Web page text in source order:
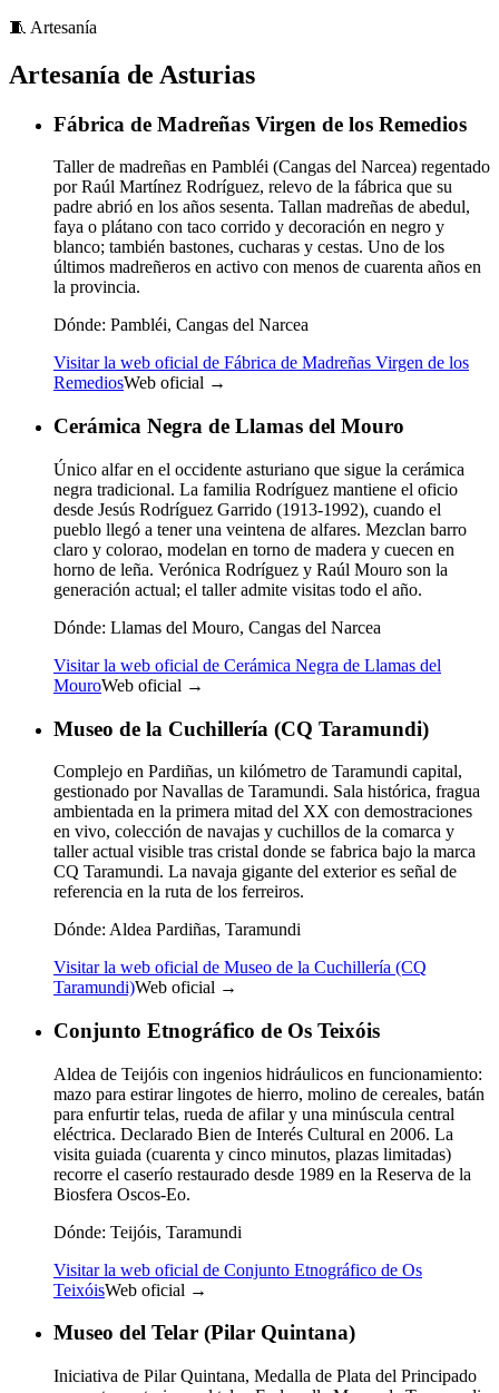
🧵 Artesanía
Artesanía de Asturias
Fábrica de Madreñas Virgen de los Remedios
Taller de madreñas en Pambléi (Cangas del Narcea) regentado
por Raúl Martínez Rodríguez, relevo de la fábrica que su
padre abrió en los años sesenta. Tallan madreñas de abedul,
faya o plátano con taco corrido y decoración en negro y
blanco; también bastones, cucharas y cestas. Uno de los
últimos madreñeros en activo con menos de cuarenta años en
la provincia.
Dónde: Pambléi, Cangas del Narcea
Visitar la web oficial de Fábrica de Madreñas Virgen de los
RemediosWeb oficial →
Cerámica Negra de Llamas del Mouro
Único alfar en el occidente asturiano que sigue la cerámica
negra tradicional. La familia Rodríguez mantiene el oficio
desde Jesús Rodríguez Garrido (1913-1992), cuando el
pueblo llegó a tener una veintena de alfares. Mezclan barro
claro y colorao, modelan en torno de madera y cuecen en
horno de leña. Verónica Rodríguez y Raúl Mouro son la
generación actual; el taller admite visitas todo el año.
Dónde: Llamas del Mouro, Cangas del Narcea
Visitar la web oficial de Cerámica Negra de Llamas del
MouroWeb oficial →
Museo de la Cuchillería (CQ Taramundi)
Complejo en Pardiñas, un kilómetro de Taramundi capital,
gestionado por Navallas de Taramundi. Sala histórica, fragua
ambientada en la primera mitad del XX con demostraciones
en vivo, colección de navajas y cuchillos de la comarca y
taller actual visible tras cristal donde se fabrica bajo la marca
CQ Taramundi. La navaja gigante del exterior es señal de
referencia en la ruta de los ferreiros.
Dónde: Aldea Pardiñas, Taramundi
Visitar la web oficial de Museo de la Cuchillería (CQ
Taramundi)Web oficial →
Conjunto Etnográfico de Os Teixóis
Aldea de Teijóis con ingenios hidráulicos en funcionamiento:
mazo para estirar lingotes de hierro, molino de cereales, batán
para enfurtir telas, rueda de afilar y una minúscula central
eléctrica. Declarado Bien de Interés Cultural en 2006. La
visita guiada (cuarenta y cinco minutos, plazas limitadas)
recorre el caserío restaurado desde 1989 en la Reserva de la
Biosfera Oscos-Eo.
Dónde: Teijóis, Taramundi
Visitar la web oficial de Conjunto Etnográfico de Os
TeixóisWeb oficial →
Museo del Telar (Pilar Quintana)
Iniciativa de Pilar Quintana, Medalla de Plata del Principado